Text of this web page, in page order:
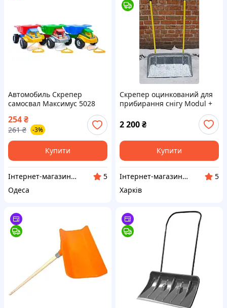
Автомобиль Скрепер
самосвал Максимус 5028
254₴
261 ₴ -3%
Купити
Інтернет-магазин "Domax"
5
Одеса
Скрепер оцинкований для
прибирання снігу Modul +
2 200₴
Купити
Інтернет-магазин "24 інструмента"
5
Харків